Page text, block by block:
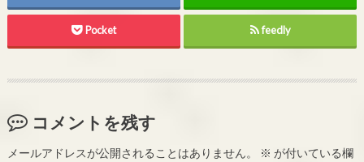
Pocket feedly
コメントを残す
メールアドレスが公開されることはありません。 ※ が付いている欄